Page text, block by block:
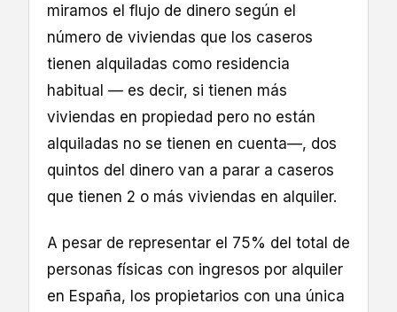
miramos el flujo de dinero según el
número de viviendas que los caseros
tienen alquiladas como residencia
habitual — es decir, si tienen más
viviendas en propiedad pero no están
alquiladas no se tienen en cuenta—, dos
quintos del dinero van a parar a caseros
que tienen 2 o más viviendas en alquiler.
A pesar de representar el 75% del total de
personas físicas con ingresos por alquiler
en España, los propietarios con una única